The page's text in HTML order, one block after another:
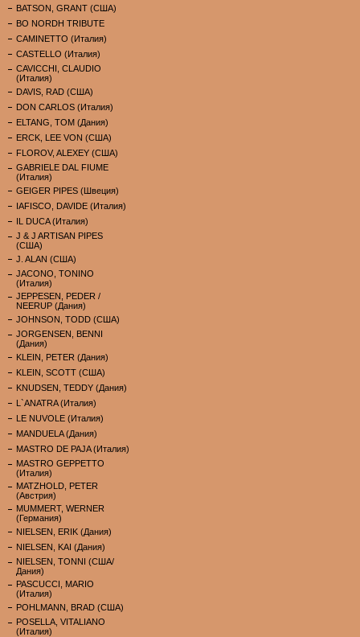
BATSON, GRANT (США)
BO NORDH TRIBUTE
CAMINETTO (Италия)
CASTELLO (Италия)
CAVICCHI, CLAUDIO
(Италия)
DAVIS, RAD (США)
DON CARLOS (Италия)
ELTANG, TOM (Дания)
ERCK, LEE VON (США)
FLOROV, ALEXEY (США)
GABRIELE DAL FIUME
(Италия)
GEIGER PIPES (Швеция)
IAFISCO, DAVIDE (Италия)
IL DUCA (Италия)
J & J ARTISAN PIPES
(США)
J. ALAN (США)
JACONO, TONINO
(Италия)
JEPPESEN, PEDER /
NEERUP (Дания)
JOHNSON, TODD (США)
JORGENSEN, BENNI
(Дания)
KLEIN, PETER (Дания)
KLEIN, SCOTT (США)
KNUDSEN, TEDDY (Дания)
L`ANATRA (Италия)
LE NUVOLE (Италия)
MANDUELA (Дания)
MASTRO DE PAJA (Италия)
MASTRO GEPPETTO
(Италия)
MATZHOLD, PETER
(Австрия)
MUMMERT, WERNER
(Германия)
NIELSEN, ERIK (Дания)
NIELSEN, KAI (Дания)
NIELSEN, TONNI (США/
Дания)
PASCUCCI, MARIO
(Италия)
POHLMANN, BRAD (США)
POSELLA, VITALIANO
(Италия)